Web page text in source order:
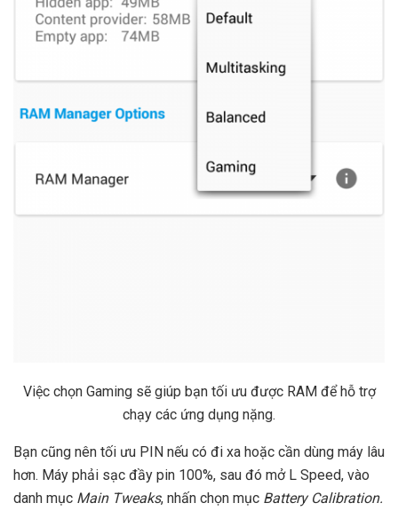
Việc chọn Gaming sẽ giúp bạn tối ưu được RAM để hỗ trợ
chạy các ứng dụng nặng.
Bạn cũng nên tối ưu PIN nếu có đi xa hoặc cần dùng máy lâu
hơn. Máy phải sạc đầy pin 100%, sau đó mở L Speed, vào
danh mục Main Tweaks, nhấn chọn mục BatteryCalibration.